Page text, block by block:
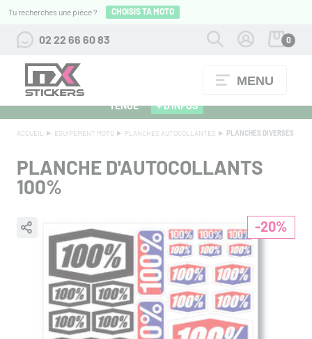
Tu recherches une pièce ? CHOISIS TA MOTO
02 22 66 60 83 0
MENU
ALPINESTARS 27 : FLOCAGE OFFERT POUR L'ACHAT D'UNE
TENUE
+ D'INFOS
ACCUEIL EQUIPEMENT MOTO PLANCHES AUTOCOLLANTES PLANCHES DIVERSES
PLANCHE D'AUTOCOLLANTS
100%
-20%